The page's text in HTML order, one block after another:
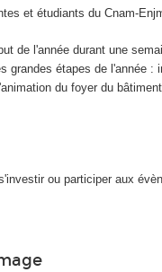
et étudiants du Cnam-
de l'année durant une
grandes étapes de l'année
du foyer du
ou participer aux